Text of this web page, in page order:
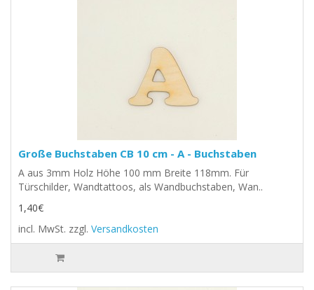
Große Buchstaben CB 10 cm - A - Buchstaben
A aus 3mm Holz Höhe 100 mm Breite 118mm. Für
Türschilder, Wandtattoos, als Wandbuchstaben, Wan..
1,40€
incl. MwSt. zzgl. Versandkosten